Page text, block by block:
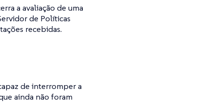
a avaliação de uma
de Políticas
recebidas.
de interromper a
ainda não foram